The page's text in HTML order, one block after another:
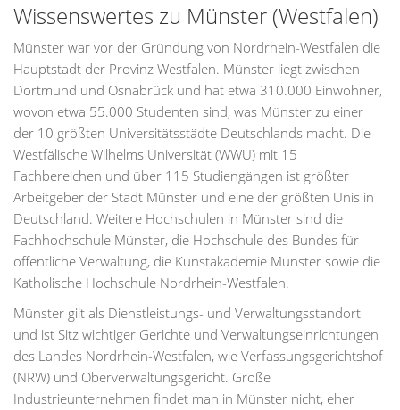
Wissenswertes zu Münster (Westfalen)
Münster war vor der Gründung von Nordrhein-Westfalen die
Hauptstadt der Provinz Westfalen. Münster liegt zwischen
Dortmund und Osnabrück und hat etwa 310.000 Einwohner,
wovon etwa 55.000 Studenten sind, was Münster zu einer
der 10 größten Universitätsstädte Deutschlands macht. Die
Westfälische Wilhelms Universität (WWU) mit 15
Fachbereichen und über 115 Studiengängen ist größter
Arbeitgeber der Stadt Münster und eine der größten Unis in
Deutschland. Weitere Hochschulen in Münster sind die
Fachhochschule Münster, die Hochschule des Bundes für
öffentliche Verwaltung, die Kunstakademie Münster sowie die
Katholische Hochschule Nordrhein-Westfalen.
Münster gilt als Dienstleistungs- und Verwaltungsstandort
und ist Sitz wichtiger Gerichte und Verwaltungseinrichtungen
des Landes Nordrhein-Westfalen, wie Verfassungsgerichtshof
(NRW) und Oberverwaltungsgericht. Große
Industrieunternehmen findet man in Münster nicht, eher